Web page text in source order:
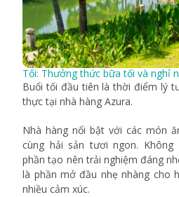
Tối: Thưởng thức bữa tối và nghỉ
Buổi tối đầu tiên là thời điểm lý
thực tại nhà hàng Azura.
Nhà hàng nổi bật với các món
cùng hải sản tươi ngon.
phần tạo nên trải nghiệm đáng
là phần mở đầu nhẹ nhàng cho
nhiều cảm xúc.